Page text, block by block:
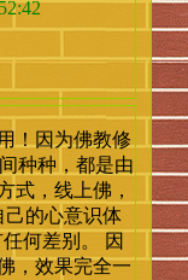
！因为佛教修
种种，都是由
式，线上佛，
己的心意识体
何差别。 因
，效果完全一